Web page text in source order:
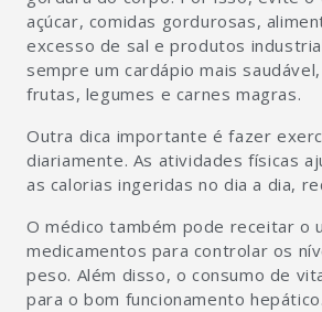
açúcar, comidas gordurosas,
excesso de sal e produtos
sempre um cardápio mais
frutas, legumes e carnes magras.
Outra dica importante é fazer
diariamente. As atividades físicas
as calorias ingeridas no dia a dia,
O médico também pode receitar o
medicamentos para controlar os
peso. Além disso, o consumo de
para o bom funcionamento hepático.